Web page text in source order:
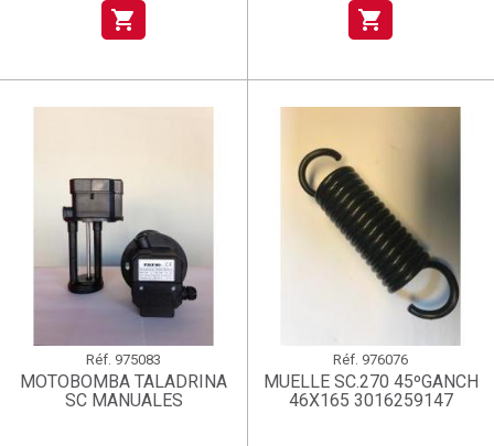
shopping_cart shopping_cart
Réf. 975083
MOTOBOMBA TALADRINA
SC MANUALES
Réf. 976076
MUELLE SC.270 45ºGANCH
46X165 3016259147